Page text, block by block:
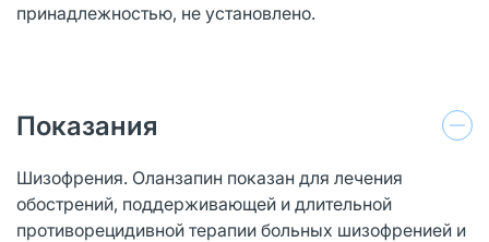
принадлежностью, не установлено.
Показания
Шизофрения. Оланзапин показан для лечения
обострений, поддерживающей и длительной
противорецидивной терапии больных шизофренией и